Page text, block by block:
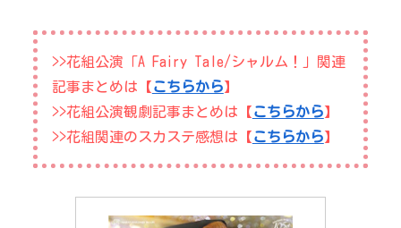
>>花組公演「A Fairy Tale/シャルム！」関連
記事まとめは【 こちらから】
>>花組公演観劇記事まとめは【 こちらから】
>>花組関連のスカステ感想は【 こちらから】